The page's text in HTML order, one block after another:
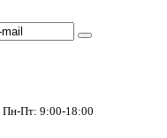
Пн-Пт: 9:00-18:00